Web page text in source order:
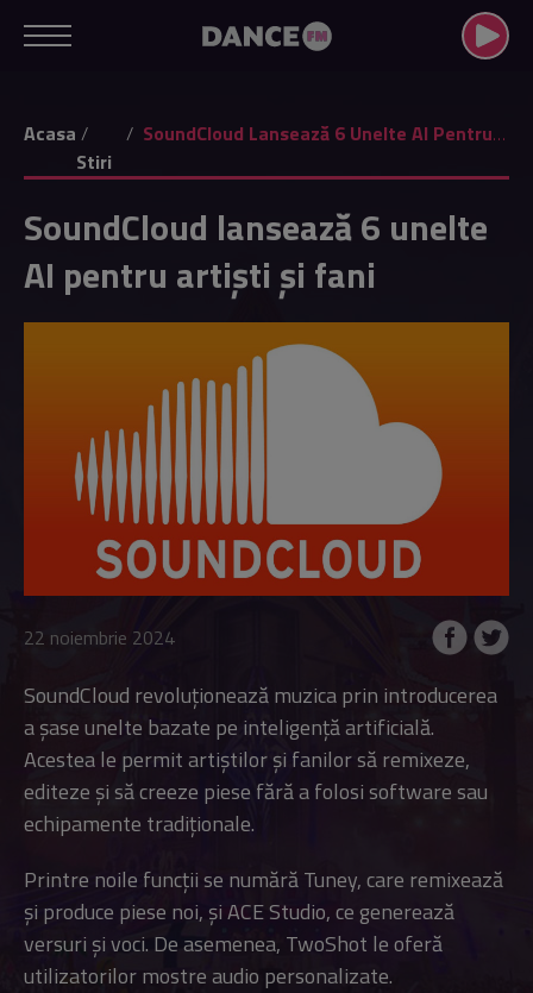
Acasa
Stiri
SoundCloud Lansează 6 Unelte AI Pentru Artiști Și Fani
SoundCloud lansează 6 unelte
AI pentru artiști și fani
22 noiembrie 2024
SoundCloud revoluționează muzica prin introducerea
a șase unelte bazate pe inteligență artificială.
Acestea le permit artiștilor și fanilor să remixeze,
editeze și să creeze piese fără a folosi software sau
echipamente tradiționale.
Printre noile funcții se numără Tuney, care remixează
și produce piese noi, și ACE Studio, ce generează
versuri și voci. De asemenea, TwoShot le oferă
utilizatorilor mostre audio personalizate.